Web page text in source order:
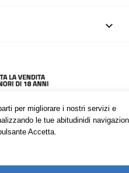
per migliorare i nostri servizi e
le tue abitudinidi
Accetta.
